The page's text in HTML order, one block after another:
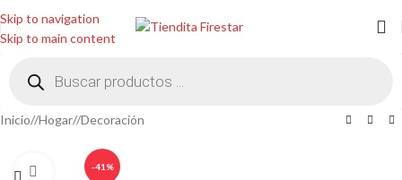
Skip to navigation
Skip to main content
Inicio/ Hogar/ Decoración
-41%
Clic para ampliar